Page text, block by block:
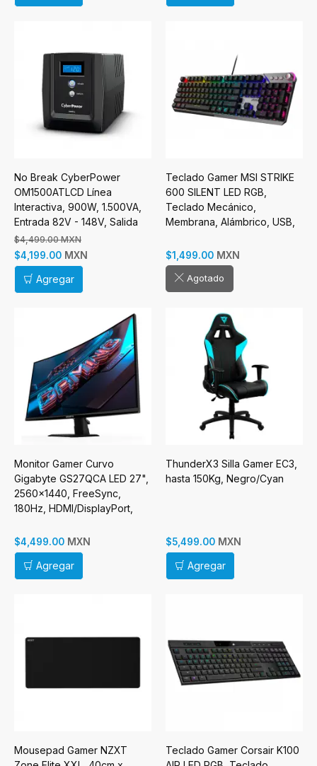
No Break CyberPower
OM1500ATLCD Línea
Interactiva, 900W, 1.500VA,
Entrada 82V - 148V, Salida
108V - 132V, 8 Salidas
$4,499.00 MXN
$4,199.00 MXN
Agregar
Teclado Gamer MSI STRIKE
600 SILENT LED RGB,
Teclado Mecánico,
Membrana, Alámbrico, USB,
$1,499.00 MXN
Agotado
Monitor Gamer Curvo
Gigabyte GS27QCA LED 27",
2560x1440, FreeSync,
180Hz, HDMI/DisplayPort,
$4,499.00 MXN
Agregar
ThunderX3 Silla Gamer EC3,
hasta 150Kg, Negro/Cyan
$5,499.00 MXN
Agregar
Mousepad Gamer NZXT
Teclado Gamer Corsair K100